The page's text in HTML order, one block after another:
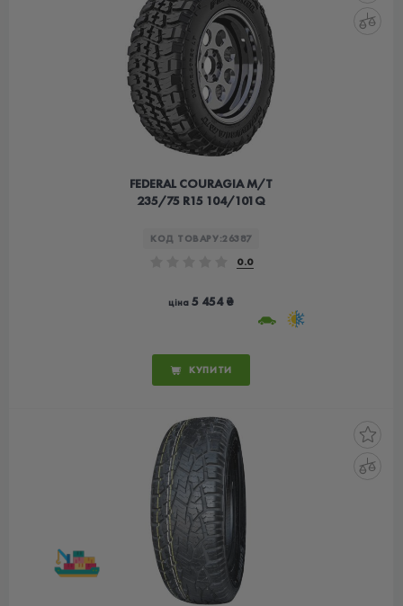
FEDERAL COURAGIA M/T
235/75 R15 104/101Q
КОД ТОВАРУ:26387
0.0
ціна 5 454 ₴
КУПИТИ